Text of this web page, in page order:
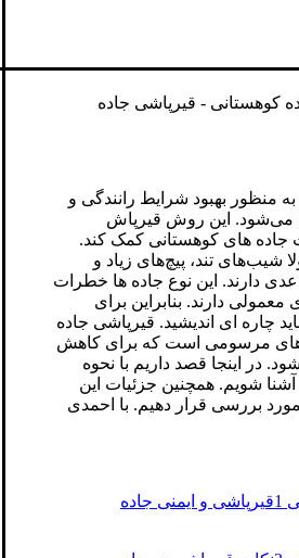
کوهستانی - قیرپاشی جاده
منظور بهبود شرایط رانندگی و
می‌شود. این روش قیرپاش
های کوهستانی کمک کند.
شیب‌های تند، پیچ‌های زیاد و
دارند. این نوع جاده ها خطرات
دارند. بنابراین برای
چاره ای اندیشید. قیرپاشی جاده‌
مرسومی است که برای کاهش
در اینجا قصد داریم با نحوه
شویم. همچنین جزئیات این
بررسی قرار دهیم. با احمدی
قیرپاشی و جاده کوهستانی 1قیرپاشی و ایمنی جاده